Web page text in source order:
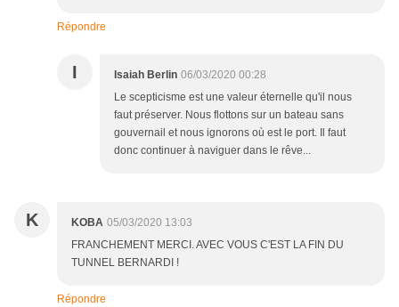
Répondre
I Isaiah Berlin 06/03/2020 00:28
Le scepticisme est une valeur éternelle qu'il nous
faut préserver. Nous flottons sur un bateau sans
gouvernail et nous ignorons où est le port. Il faut
donc continuer à naviguer dans le rêve...
K KOBA 05/03/2020 13:03
FRANCHEMENT MERCI. AVEC VOUS C'EST LA FIN DU
TUNNEL BERNARDI !
Répondre